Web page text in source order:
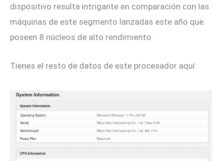
dispositivo resulta intrigante en comparación con las
máquinas de este segmento lanzadas este año que
poseen 8 núcleos de alto rendimiento.
Tienes el resto de datos de este procesador aquí: